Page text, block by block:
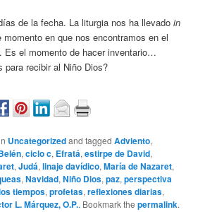
de la fecha. La liturgia nos ha llevadoin
momento en que nos encontramos en el
Es el momento de hacer inventario…
para recibir al Niño Dios?
Uncategorizedand taggedAdviento,
,ciclo c, Efratá,estirpe de David,
,Judá,linaje davídico,María de Nazaret,
,Navidad,Niño Dios,paz,perspectiva
tiempos,profetas,reflexiones diarias,
L. Márquez, O.P.. Bookmark thepermalink.